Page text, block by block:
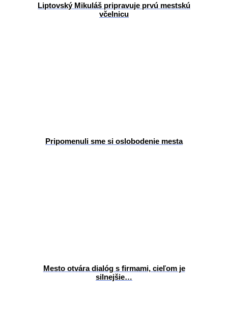
Liptovský Mikuláš pripravuje prvú mestskú
včelnicu
Pripomenuli sme si oslobodenie mesta
Mesto otvára dialóg s firmami, cieľom je
silnejšie…